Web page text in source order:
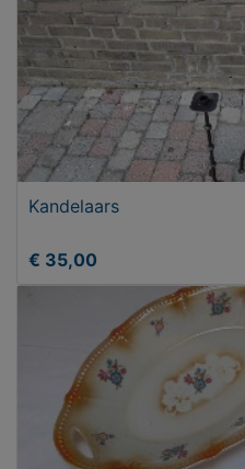
Kandelaars
€ 35,00